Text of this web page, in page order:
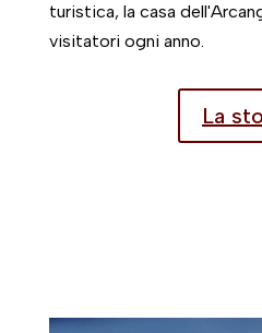
turistica, la casa
visitatori ogni anno.
La